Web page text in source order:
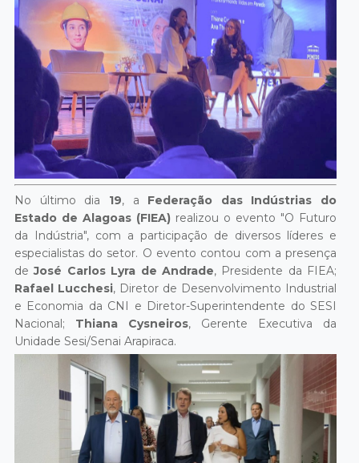
No último dia 19, a Federação das Indústrias do
Estado de Alagoas (FIEA)realizou o evento "O Futuro
da Indústria", com a participação de diversos líderes e
especialistas do setor. O evento contou com a presença
deJosé Carlos Lyra de Andrade, Presidente da FIEA;
Rafael Lucchesi, Diretor de Desenvolvimento Industrial
e Economia da CNI e Diretor-Superintendente do SESI
Nacional; Thiana Cysneiros, Gerente Executiva da
Unidade Sesi/Senai Arapiraca.